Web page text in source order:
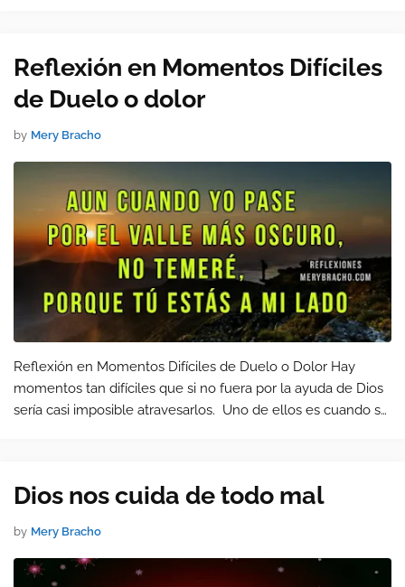
Reflexión en Momentos Difíciles
de Duelo o dolor
by Mery Bracho
Reflexión en Momentos Difíciles de Duelo o Dolor Hay
momentos tan difíciles que si no fuera por la ayuda de Dios
sería casi imposible atravesarlos. Uno de ellos es cuando se
Dios nos cuida de todo mal
by Mery Bracho